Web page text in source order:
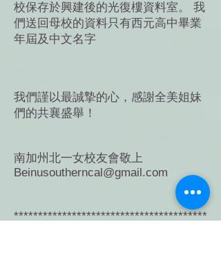
校保存於興建後的光復樓資料室。 我
們送回母校的資料只有西元高中畢業
年屆及中文名字
我們謹以最誠摯的心，感謝全美姐妹
們的共襄盛舉！
南加州北一女校友會敬上
Beinusoutherncal@gmail.com
****************************************